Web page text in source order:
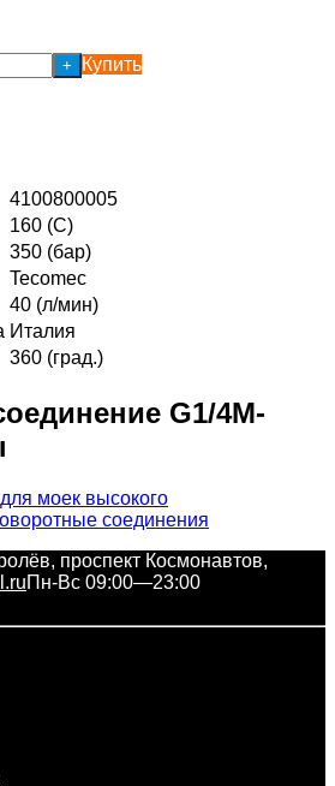
+ Купить
4100800005
160 (С)
350 (бар)
Tecomec
40 (л/мин)
Италия
360 (град.)
G1/4M-
моек высокого
соединения
проспект Космонавтов,
Пн-Вс 09:00—23:00